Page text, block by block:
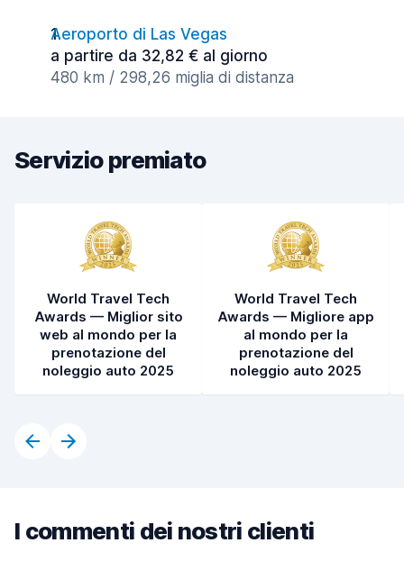
Aeroporto di Las Vegas
a partire da 32,82 € al giorno
480 km / 298,26 miglia di distanza
Servizio premiato
World Travel Tech
Awards — Miglior sito
web al mondo per la
prenotazione del
noleggio auto 2025
World Travel Tech
Awards — Migliore app
al mondo per la
prenotazione del
noleggio auto 2025
I commenti dei nostri clienti